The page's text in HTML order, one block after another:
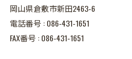
岡山県倉敷市新田2463-6
電話番号 : 086-431-1651
FAX番号 : 086-431-1651